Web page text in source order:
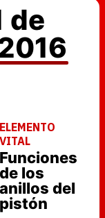
de
ELEMENTO
VITAL
Funciones
de los
anillos del
pistón